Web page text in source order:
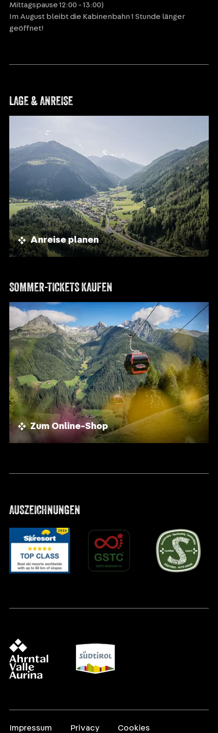
Mittagspause 12:00 - 13:00)
Im August bleibt die Kabinenbahn 1 Stunde länger
geöffnet!
LAGE & ANREISE
Anreise planen
SOMMER-TICKETS KAUFEN
Zum Online-Shop
AUSZEICHNUNGEN
Impressum Privacy Cookies